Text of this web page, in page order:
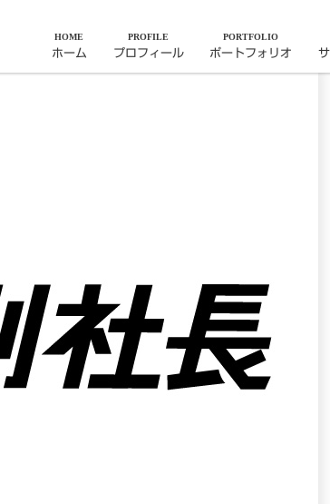
HOME
ホーム
PROFILE
プロフィール
PORTFOLIO
ポートフォリオ